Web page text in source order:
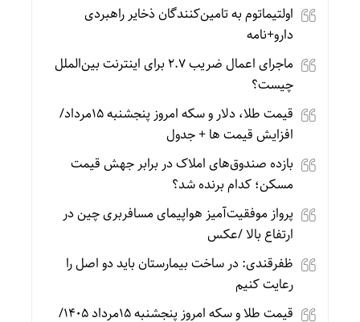
اولتیماتوم به تامین‌کنندگان ذخایر راهبردی
دارو+نامه
ماجرای اعمال ضریب ۲.۷ برای اینترنت بین‌الملل
چیست؟
قیمت طلا، دلار و سکه امروز پنجشنبه 15مرداد/
افزایش قیمت ها + جدول
بازده صندوق‌های املاک در برابر جهش قیمت
مسکن؛ کدام برنده شد؟
پرواز موفقیت‌آمیز هواپیمای مسافربری چین در
ارتفاع بالا /عکس
ظفرقندی: در ساخت بیمارستان باید دو اصل را
رعایت کنیم
قیمت طلا و سکه امروز پنجشنبه 15مرداد 1405/